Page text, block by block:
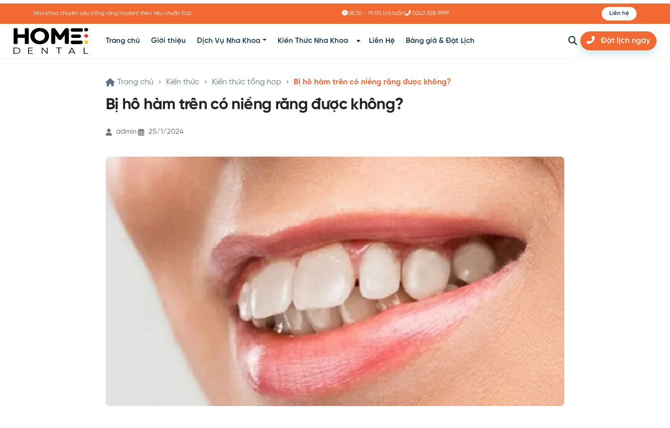
Nha khoa chuyên sâu trồng răng Implant theo tiêu chuẩn Đức 08:30 - 19:00 (cả tuần) 0243 828 9999 Liên hệ
Trang chủ Giới thiệu Dịch Vụ Nha Khoa Kiến Thức Nha Khoa Liên Hệ Bảng giá & Đặt Lịch Đặt lịch ngay
Trang chủ › Kiến thức › Kiến thức tổng hợp › Bị hô hàm trên có niềng răng được không?
Bị hô hàm trên có niềng răng được không?
admin 25/1/2024